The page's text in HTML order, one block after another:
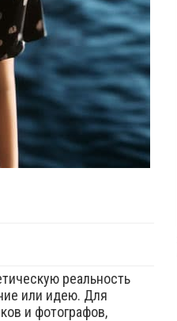
реальность
или идею. Для
и фотографов,